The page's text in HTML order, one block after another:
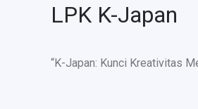
LPK K-Japan
“K-Japan: Kunci Kreativitas